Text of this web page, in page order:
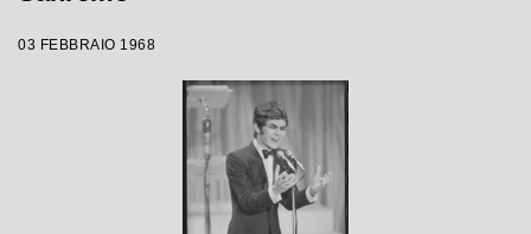
03 FEBBRAIO 1968